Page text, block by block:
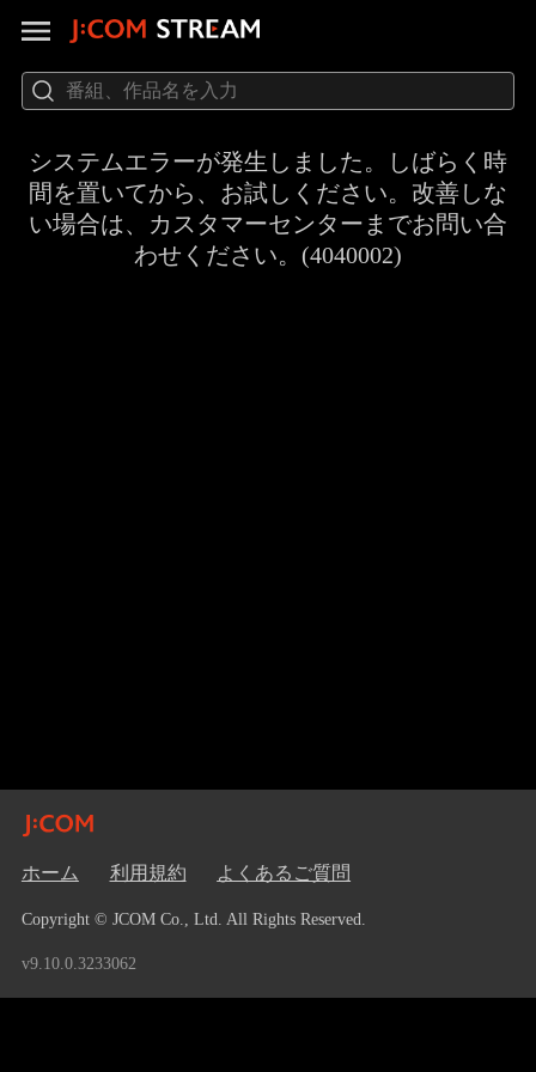
システムエラーが発生しました。しばらく時
間を置いてから、お試しください。改善しな
い場合は、カスタマーセンターまでお問い合
わせください。(4040002)
ホーム 利用規約 よくあるご質問
Copyright © JCOM Co., Ltd. All Rights Reserved.
v9.10.0.3233062